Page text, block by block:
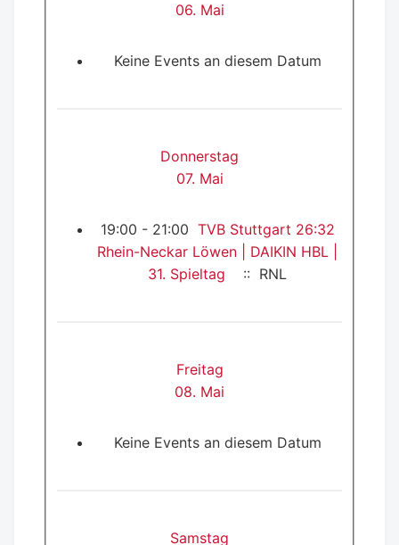
06. Mai
Keine Events an diesem Datum
Donnerstag
07. Mai
19:00 - 21:00 TVB Stuttgart 26:32
Rhein-Neckar Löwen | DAIKIN HBL |
31. Spieltag
:: RNL
Freitag
08. Mai
Keine Events an diesem Datum
Samstag